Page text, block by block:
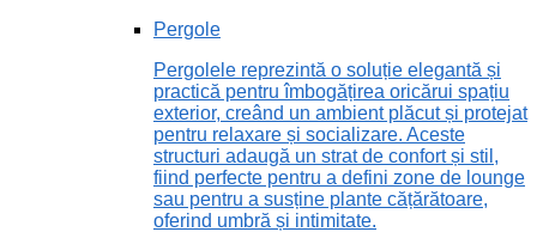
Pergole
Pergolele reprezintă o soluție elegantă și
practică pentru îmbogățirea oricărui spațiu
exterior, creând un ambient plăcut și protejat
pentru relaxare și socializare. Aceste
structuri adaugă un strat de confort și stil,
fiind perfecte pentru a defini zone de lounge
sau pentru a susține plante cățărătoare,
oferind umbră și intimitate.